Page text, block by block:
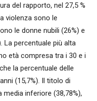
del rapporto, nel 27,5 %
violenza sono le
le donne nubili (26%) e
La percentuale più alta
età compresa tra i 30 e i
la percentuale delle
(15,7%). Il titolo di
inferiore (38,78%),